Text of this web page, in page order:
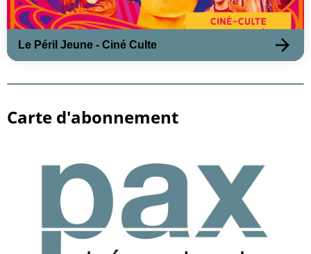
Le Péril Jeune - Ciné Culte
Carte d'abonnement